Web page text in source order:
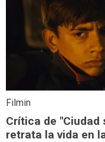
Filmin
Crítica de "Ciudad
retrata la vida en